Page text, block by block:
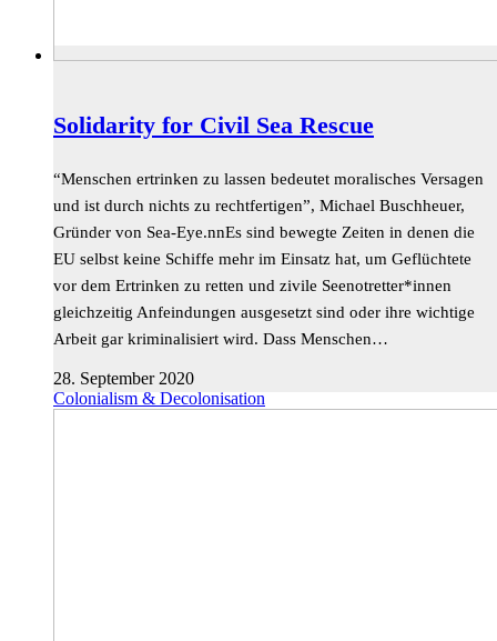
Solidarity for Civil Sea Rescue
“Menschen ertrinken zu lassen bedeutet moralisches Versagen
und ist durch nichts zu rechtfertigen”, Michael Buschheuer,
Gründer von Sea-Eye.nnEs sind bewegte Zeiten in denen die
EU selbst keine Schiffe mehr im Einsatz hat, um Geflüchtete
vor dem Ertrinken zu retten und zivile Seenotretter*innen
gleichzeitig Anfeindungen ausgesetzt sind oder ihre wichtige
Arbeit gar kriminalisiert wird. Dass Menschen…
28. September 2020
Colonialism & Decolonisation